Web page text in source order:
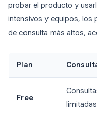
probar el producto y
intensivos y equipos, los
de consulta más altos,
Plan
Free
limitadas